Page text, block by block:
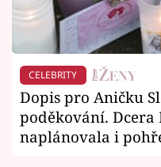
CELEBRITY
Dopis pro Aničku
poděkování. Dcera
naplánovala i